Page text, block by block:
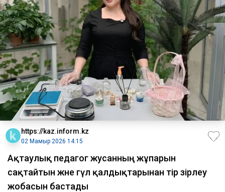
https://kaz.inform.kz
02 Мамыр 2026 14:15
Ақтаулық педагог жусанның жұпарын
сақтайтын және гүл қалдықтарынан әтір әзірлеу
жобасын бастады